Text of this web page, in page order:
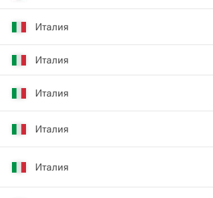
Италия
Италия
Италия
Италия
Италия